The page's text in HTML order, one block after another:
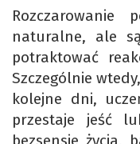
naturalne, ale
potraktować
Szczególnie
kolejne dni,
przestaje jeść
bezsensie życia,